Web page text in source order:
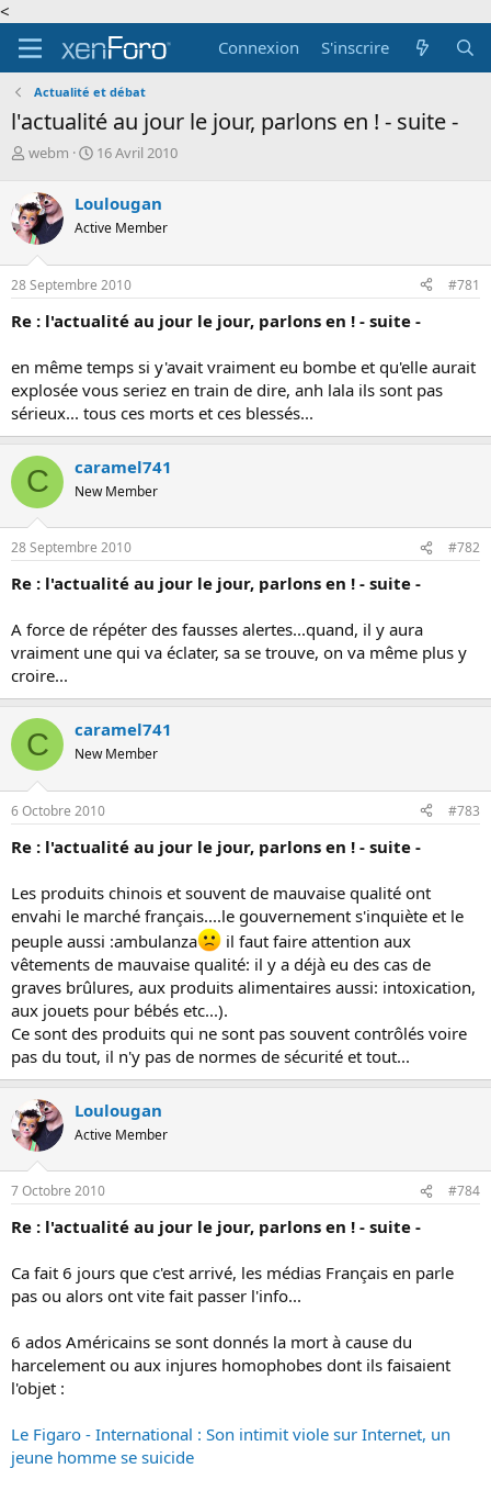
<
Connexion
S'inscrire
Actualité et débat
l'actualité au jour le jour, parlons en ! - suite -
A
e
u
r
d
e
a
i
s
c
s
i
o
n
webm
D
e
d
d
é
u
16 Avril 2010
Loulougan
Active Member
28 Septembre 2010 #781
Re : l'actualité au jour le jour, parlons en ! - suite -
en même temps si y'avait vraiment eu bombe et qu'elle aurait
explosée vous seriez en train de dire, anh lala ils sont pas
sérieux... tous ces morts et ces blessés...
C caramel741
New Member
28 Septembre 2010 #782
Re : l'actualité au jour le jour, parlons en ! - suite -
A force de répéter des fausses alertes...quand, il y aura
vraiment une qui va éclater, sa se trouve, on va même plus y
croire...
C caramel741
New Member
6 Octobre 2010 #783
Re : l'actualité au jour le jour, parlons en ! - suite -
Les produits chinois et souvent de mauvaise qualité ont
envahi le marché français....le gouvernement s'inquiète et le
peuple aussi :ambulanza
il faut faire attention aux
vêtements de mauvaise qualité: il y a déjà eu des cas de
graves brûlures, aux produits alimentaires aussi: intoxication,
aux jouets pour bébés etc...).
Ce sont des produits qui ne sont pas souvent contrôlés voire
pas du tout, il n'y pas de normes de sécurité et tout...
Loulougan
Active Member
7 Octobre 2010 #784
Re : l'actualité au jour le jour, parlons en ! - suite -
Ca fait 6 jours que c'est arrivé, les médias Français en parle
pas ou alors ont vite fait passer l'info...
6 ados Américains se sont donnés la mort à cause du
harcelement ou aux injures homophobes dont ils faisaient
l'objet :
Le Figaro - International : Son intimit viole sur Internet, un
jeune homme se suicide